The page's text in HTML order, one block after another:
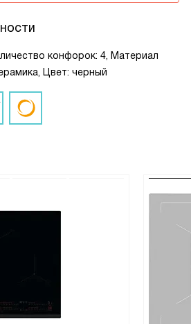
конфорок: 4, Материал
Цвет: черный